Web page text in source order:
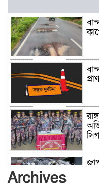
Archives